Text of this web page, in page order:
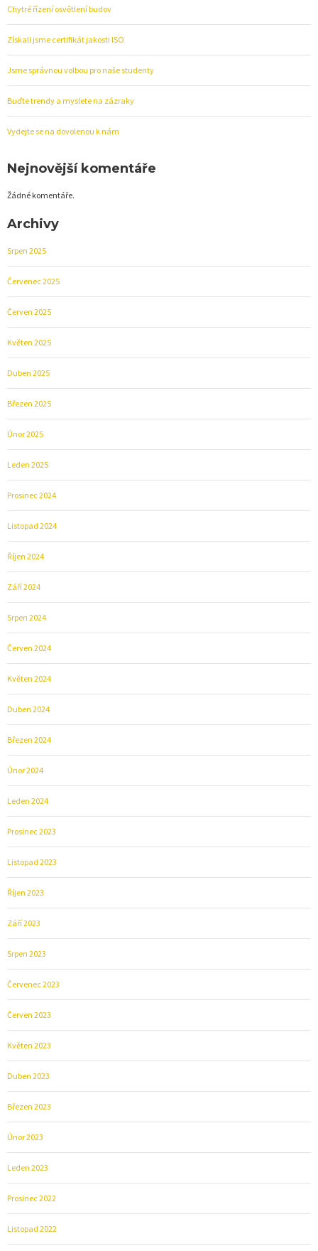
Chytré řízení osvětlení budov
Získali jsme certifikát jakosti ISO
Jsme správnou volbou pro naše studenty
Buďte trendy a myslete na zázraky
Vydejte se na dovolenou k nám
Nejnovější komentáře
Žádné komentáře.
Archivy
Srpen 2025
Červenec 2025
Červen 2025
Květen 2025
Duben 2025
Březen 2025
Únor 2025
Leden 2025
Prosinec 2024
Listopad 2024
Říjen 2024
Září 2024
Srpen 2024
Červen 2024
Květen 2024
Duben 2024
Březen 2024
Únor 2024
Leden 2024
Prosinec 2023
Listopad 2023
Říjen 2023
Září 2023
Srpen 2023
Červenec 2023
Červen 2023
Květen 2023
Duben 2023
Březen 2023
Únor 2023
Leden 2023
Prosinec 2022
Listopad 2022